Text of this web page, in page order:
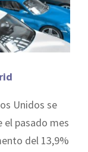
Unidos se
el pasado mes
del 13,9%